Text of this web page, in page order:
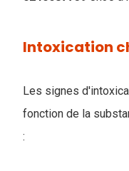
Intoxication
Les signes
fonction de la
: